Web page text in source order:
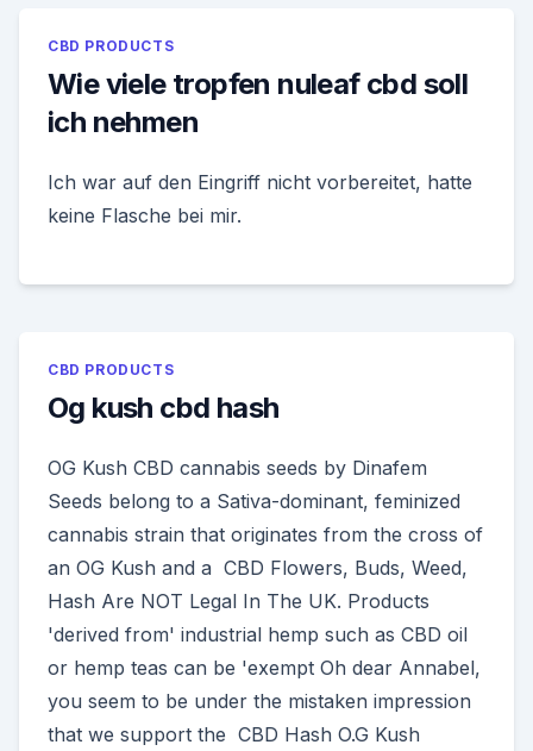
CBD PRODUCTS
Wie viele tropfen nuleaf cbd soll
ich nehmen
Ich war auf den Eingriff nicht vorbereitet, hatte
keine Flasche bei mir.
CBD PRODUCTS
Og kush cbd hash
OG Kush CBD cannabis seeds by Dinafem
Seeds belong to a Sativa-dominant, feminized
cannabis strain that originates from the cross of
an OG Kush and a CBD Flowers, Buds, Weed,
Hash Are NOT Legal In The UK. Products
'derived from' industrial hemp such as CBD oil
or hemp teas can be 'exempt Oh dear Annabel,
you seem to be under the mistaken impression
that we support the CBD Hash O.G Kush